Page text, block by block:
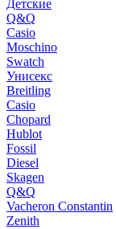
Детские
Q&Q
Casio
Moschino
Swatch
Унисекс
Breitling
Casio
Chopard
Hublot
Fossil
Diesel
Skagen
Q&Q
Vacheron Constantin
Zenith